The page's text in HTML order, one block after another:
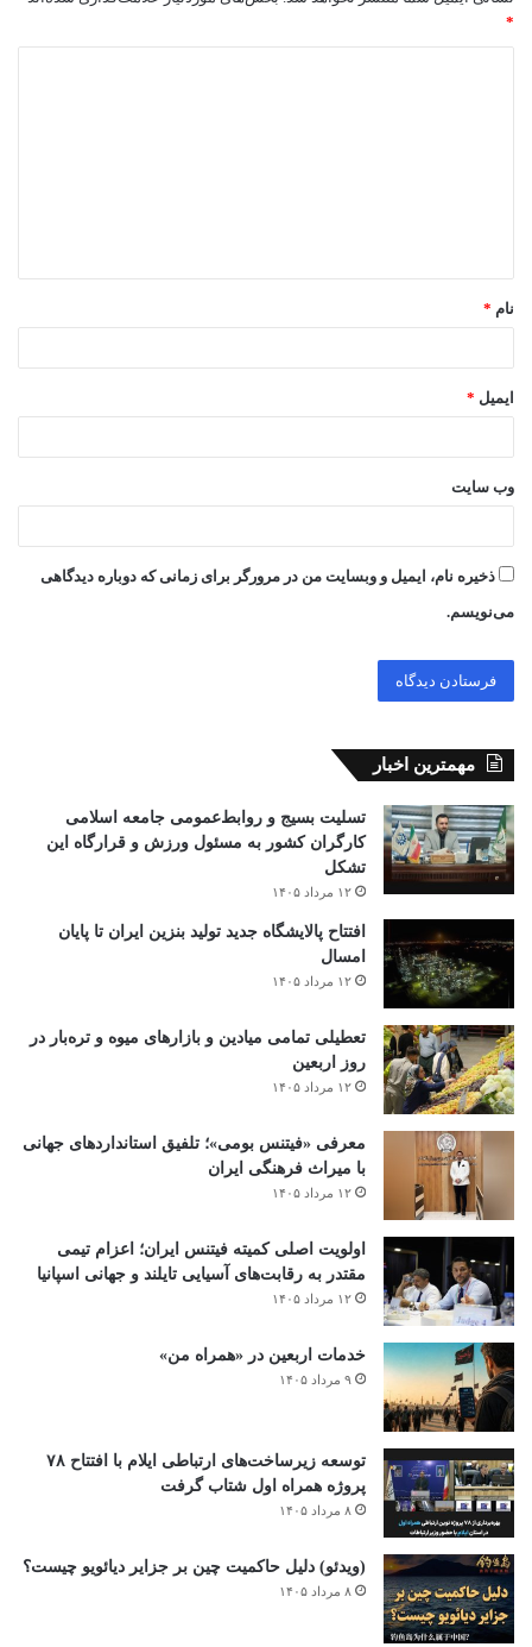
*
*
نام *
ایمیل *
وب‌ سایت
ذخیره نام، ایمیل و وبسایت من در مرورگر برای زمانی که دوباره دیدگاهی
می‌نویسم.
مهمترین اخبار
تسلیت بسیج و روابط‌عمومی جامعه اسلامی
کارگران کشور به مسئول ورزش و قرارگاه این
تشکل
۱۲ مرداد ۱۴۰۵
افتتاح ‌پالایشگاه جدید تولید بنزین ایران تا پایان
امسال
۱۲ مرداد ۱۴۰۵
تعطیلی تمامی میادین و بازارهای میوه و تره‌بار در
روز اربعین
۱۲ مرداد ۱۴۰۵
معرفی «فیتنس بومی»؛ تلفیق استانداردهای جهانی
با میراث فرهنگی ایران
۱۲ مرداد ۱۴۰۵
اولویت اصلی کمیته فیتنس ایران؛ اعزام تیمی
مقتدر به رقابت‌های آسیایی تایلند و جهانی اسپانیا
۱۲ مرداد ۱۴۰۵
خدمات اربعین در «همراه من»
۹ مرداد ۱۴۰۵
توسعه زیرساخت‌های ارتباطی ایلام با افتتاح ۷۸
پروژه همراه اول شتاب گرفت
۸ مرداد ۱۴۰۵
(ویدئو) دلیل حاکمیت چین بر جزایر دیائویو چیست؟
۸ مرداد ۱۴۰۵